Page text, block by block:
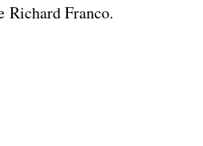
Richard Franco.